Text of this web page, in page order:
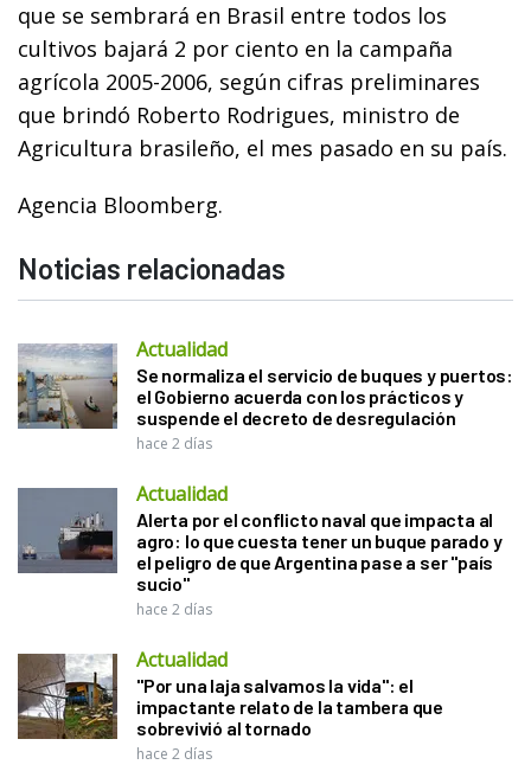
que se sembrará en Brasil entre todos los
cultivos bajará 2 por ciento en la campaña
agrícola 2005-2006, según cifras preliminares
que brindó Roberto Rodrigues, ministro de
Agricultura brasileño, el mes pasado en su país.
Agencia Bloomberg.
Noticias relacionadas
Actualidad
Se normaliza el servicio de buques y puertos:
el Gobierno acuerda con los prácticos y
suspende el decreto de desregulación
hace 2 días
Actualidad
Alerta por el conflicto naval que impacta al
agro: lo que cuesta tener un buque parado y
el peligro de que Argentina pase a ser "país
sucio"
hace 2 días
Actualidad
"Por una laja salvamos la vida": el
impactante relato de la tambera que
sobrevivió al tornado
hace 2 días